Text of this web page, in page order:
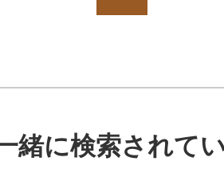
緒に検索されて